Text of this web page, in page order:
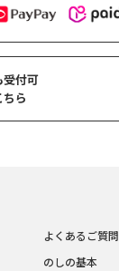
受付可
ら
よくあるご質問
のしの基本